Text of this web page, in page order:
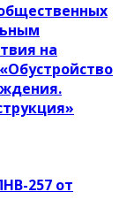
на
257 от